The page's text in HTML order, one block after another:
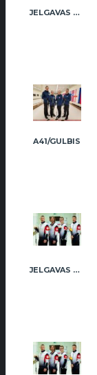
JELGAVAS MAIZNIEKS
A41/GULBIS
JELGAVAS MAIZNIEKS